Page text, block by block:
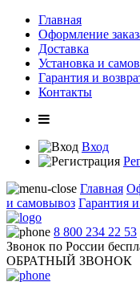
Главная
Оформление
Доставка
Установка и
Гарантия и
Контакты
Вход
Главная
и самовывоз Гарантия
8 800 234 22 53
Звонок по России
ОБРАТНЫЙ ЗВОНОК